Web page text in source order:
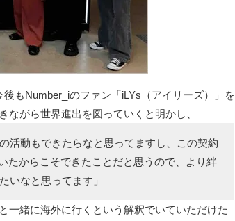
もNumber_iのファン「iLYs（アイリーズ）」を
がら世界進出を図っていくと明かし、
活動もできたらなと思ってますし、この契約
たからこそできたことだと思うので、より絆
いなと思ってます」
一緒に海外に行くという解釈でいていただけた